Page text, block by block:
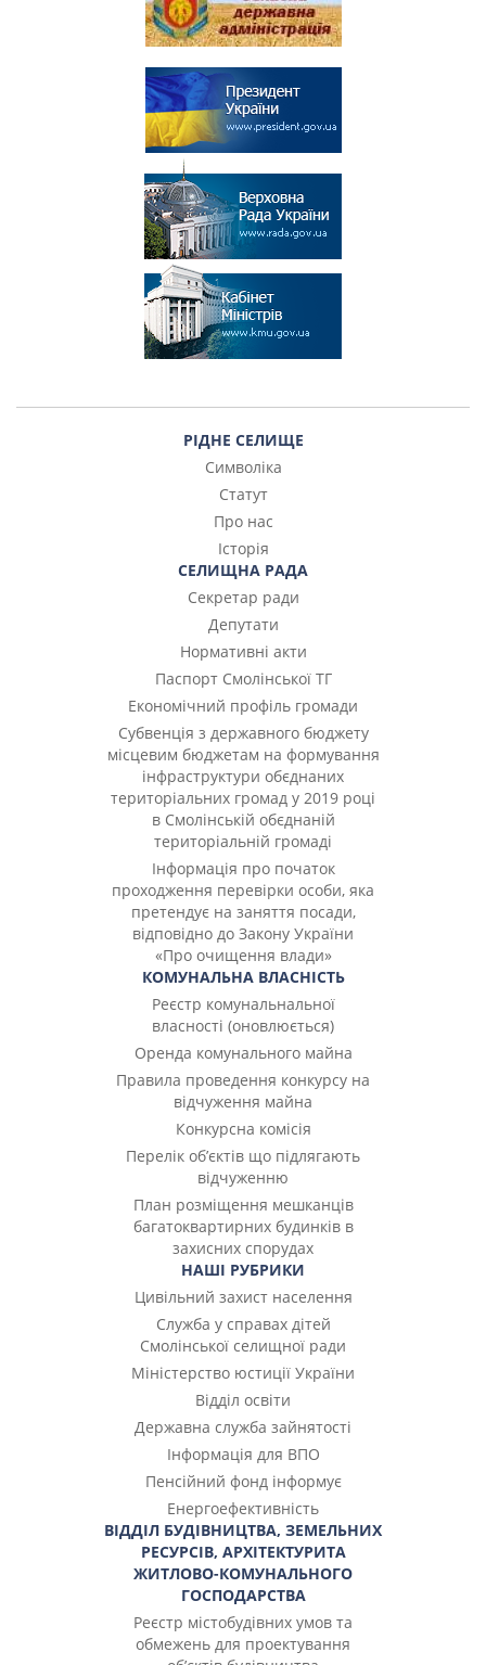
РІДНЕ СЕЛИЩЕ
Символіка
Статут
Про нас
Історія
СЕЛИЩНА РАДА
Секретар ради
Депутати
Нормативні акти
Паспорт Смолінської ТГ
Економічний профіль громади
Субвенція з державного бюджету
місцевим бюджетам на формування
інфраструктури обєднаних
територіальних громад у 2019 році
в Смолінській обєднаній
територіальній громаді
Інформація про початок
проходження перевірки особи, яка
претендує на заняття посади,
відповідно до Закону України
«Про очищення влади»
КОМУНАЛЬНА ВЛАСНІСТЬ
Реєстр комунальнальної
власності (оновлюється)
Оренда комунального майна
Правила проведення конкурсу на
відчуження майна
Конкурсна комісія
Перелік об’єктів що підлягають
відчуженню
План розміщення мешканців
багатоквартирних будинків в
захисних спорудах
НАШІ РУБРИКИ
Цивільний захист населення
Служба у справах дітей
Смолінської селищної ради
Міністерство юстиції України
Відділ освіти
Державна служба зайнятості
Інформація для ВПО
Пенсійний фонд інформує
Енергоефективність
ВІДДІЛ БУДІВНИЦТВА, ЗЕМЕЛЬНИХ
РЕСУРСІВ, АРХІТЕКТУРИТА
ЖИТЛОВО-КОМУНАЛЬНОГО
ГОСПОДАРСТВА
Реєстр містобудівних умов та
обмежень для проектування